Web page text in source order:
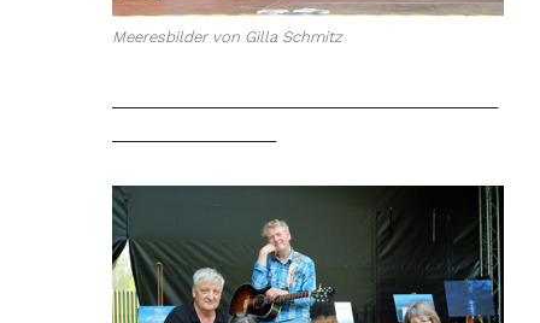
Meeresbilder von Gilla Schmitz